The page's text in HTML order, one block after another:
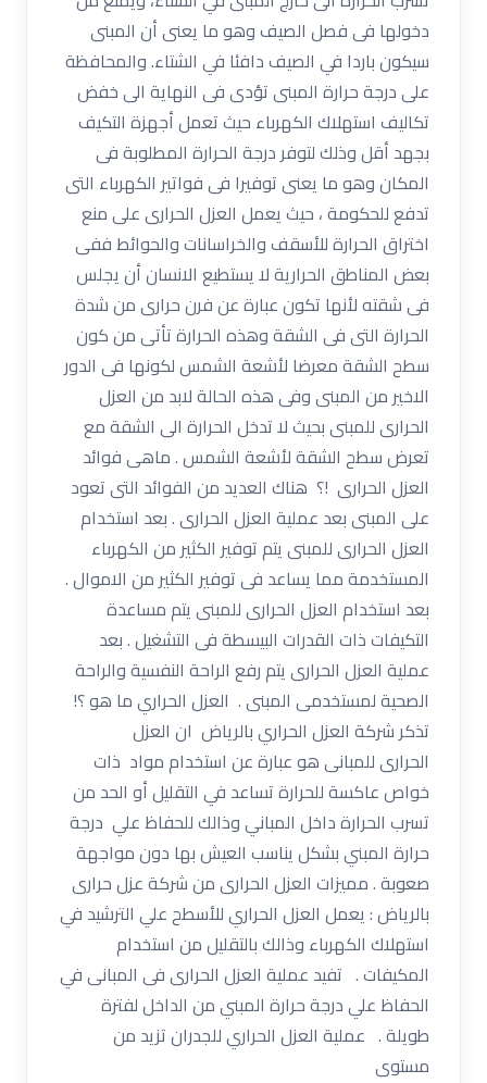
دخولها فى فصل الصيف وهو ما يعنى أن المبنى
سيكون باردا في الصيف دافئا في الشتاء. والمحافظة
على درجة حرارة المبنى تؤدى فى النهاية الى خفض
تكاليف استهلاك الكهرباء حيث تعمل أجهزة التكيف
بجهد أقل وذلك لتوفر درجة الحرارة المطلوبة فى
المكان وهو ما يعنى توفيرا فى فواتير الكهرباء التى
تدفع للحكومة ، حيث يعمل العزل الحرارى على منع
اختراق الحرارة للأسقف والخراسانات والحوائط ففى
بعض المناطق الحرارية لا يستطيع الانسان أن يجلس
فى شقته لأنها تكون عبارة عن فرن حرارى من شدة
الحرارة التى فى الشقة وهذه الحرارة تأتى من كون
سطح الشقة معرضا لأشعة الشمس لكونها فى الدور
الاخير من المبنى وفى هذه الحالة لابد من العزل
الحرارى للمبنى بحيث لا تدخل الحرارة الى الشقة مع
تعرض سطح الشقة لأشعة الشمس . ماهى فوائد
العزل الحرارى !؟ هناك العديد من الفوائد التى تعود
على المبنى بعد عملية العزل الحرارى . بعد استخدام
العزل الحرارى للمبنى يتم توفير الكثير من الكهرباء
المستخدمة مما يساعد فى توفير الكثير من الاموال .
بعد استخدام العزل الحرارى للمبنى يتم مساعدة
التكيفات ذات القدرات البيسطة فى التشغيل . بعد
عملية العزل الحرارى يتم رفع الراحة النفسية والراحة
الصحية لمستخدمى المبنى . العزل الحراري ما هو ؟!
تذكر شركة العزل الحراري بالرياض ان العزل
الحرارى للمبانى هو عبارة عن استخدام مواد ذات
خواص عاكسة للحرارة تساعد في التقليل أو الحد من
تسرب الحرارة داخل المباني وذالك للحفاظ علي درجة
حرارة المبني بشكل يناسب العيش بها دون مواجهة
صعوبة . مميزات العزل الحرارى من شركة عزل حرارى
بالرياض : يعمل العزل الحراري للأسطح علي الترشيد في
استهلاك الكهرباء وذالك بالتقليل من استخدام
المكيفات . تفيد عملية العزل الحرارى فى المبانى في
الحفاظ علي درجة حرارة المبني من الداخل لفترة
طويلة . عملية العزل الحراري للجدران تزيد من
مستوى